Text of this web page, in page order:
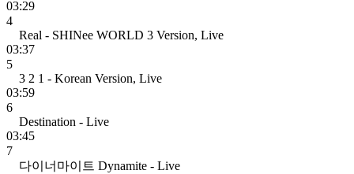
03:29
4
Real - SHINee WORLD 3 Version, Live
03:37
5
3 2 1 - Korean Version, Live
03:59
6
Destination - Live
03:45
7
다이너마이트 Dynamite - Live